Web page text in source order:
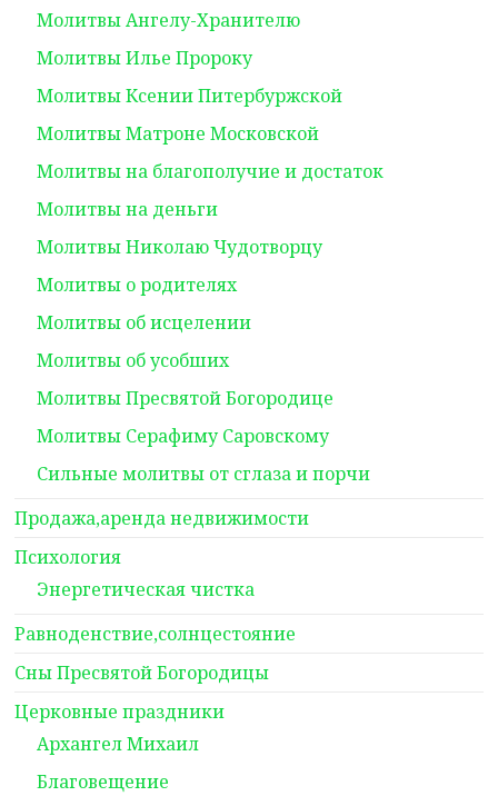
Молитвы Ангелу-Хранителю
Молитвы Илье Пророку
Молитвы Ксении Питербуржской
Молитвы Матроне Московской
Молитвы на благополучие и достаток
Молитвы на деньги
Молитвы Николаю Чудотворцу
Молитвы о родителях
Молитвы об исцелении
Молитвы об усобших
Молитвы Пресвятой Богородице
Молитвы Серафиму Саровскому
Сильные молитвы от сглаза и порчи
Продажа,аренда недвижимости
Психология
Энергетическая чистка
Равноденствие,солнцестояние
Сны Пресвятой Богородицы
Церковные праздники
Архангел Михаил
Благовещение